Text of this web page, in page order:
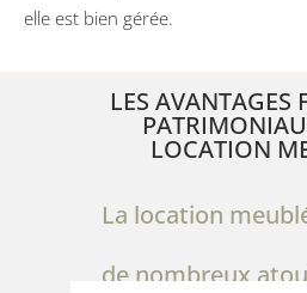
elle est bien gérée.
LES AVANTAGES
LOCATION
La location
de nombreux